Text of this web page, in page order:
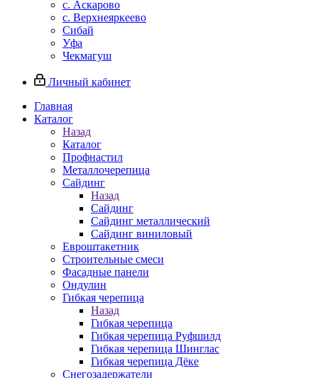
с. Аскарово
с. Верхнеяркеево
Сибай
Уфа
Чекмагуш
Личный кабинет
Главная
Каталог
Назад
Каталог
Профнастил
Металлочерепица
Сайдинг
Назад
Сайдинг
Сайдинг металлический
Сайдинг виниловый
Евроштакетник
Строительные смеси
Фасадные панели
Ондулин
Гибкая черепица
Назад
Гибкая черепица
Гибкая черепица Руфшилд
Гибкая черепица Шинглас
Гибкая черепица Дёке
Снегозадержатели